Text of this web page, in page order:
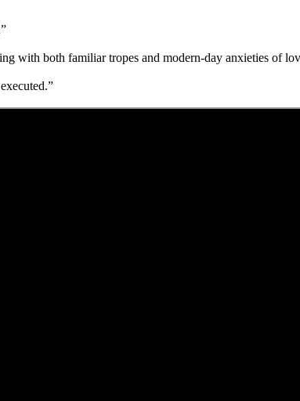
with both familiar tropes and modern-day anxieties of